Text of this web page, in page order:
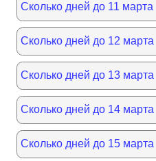
Сколько дней до 11 марта
Сколько дней до 12 марта
Сколько дней до 13 марта
Сколько дней до 14 марта
Сколько дней до 15 марта